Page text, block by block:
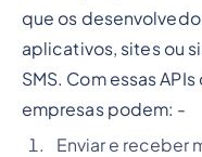
que os
aplicativos, sites ou
SMS. Com essas
empresas podem: -
Enviar e receber